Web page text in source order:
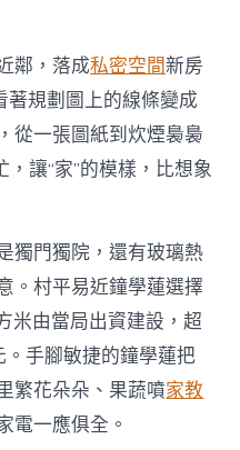
鄰，落成私密空間新房
著規劃圖上的線條變成
從一張圖紙到炊煙裊裊
讓“家”的模樣，比想象
獨門獨院，還有玻璃熱
。村平易近鐘學蓮選擇
米由當局出資建設，超
手腳敏捷的鐘學蓮把
繁花朵朵、果蔬噴家教
電一應俱全。